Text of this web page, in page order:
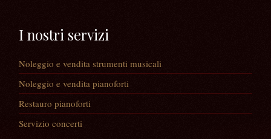
I nostri servizi
Noleggio e vendita strumenti musicali
Noleggio e vendita pianoforti
Restauro pianoforti
Servizio concerti